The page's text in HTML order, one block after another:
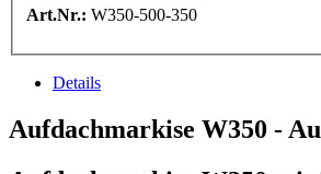
Art.Nr.: W350-500-350
Details
Aufdachmarkise W350 -